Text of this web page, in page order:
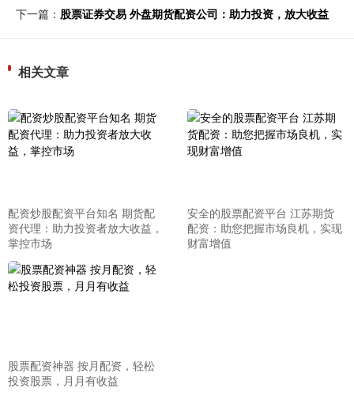
下一篇： 股票证券交易 外盘期货配资公司：助力投资，放大收益
相关文章
配资炒股配资平台知名 期货配
资代理：助力投资者放大收益，
掌控市场
安全的股票配资平台 江苏期货
配资：助您把握市场良机，实现
财富增值
股票配资神器 按月配资，轻松
投资股票，月月有收益